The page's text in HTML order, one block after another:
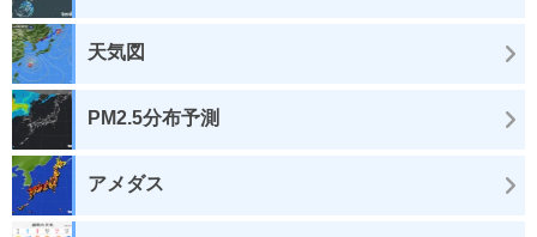
天気図
PM2.5分布予測
アメダス